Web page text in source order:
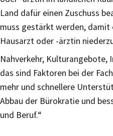
Land dafür einen Zuschuss
muss gestärkt werden,
Hausarzt oder -ärztin
Nahverkehr,
das sind Faktoren bei der
mehr und schnellere
Abbau der Bürokratie und
und Beruf.“